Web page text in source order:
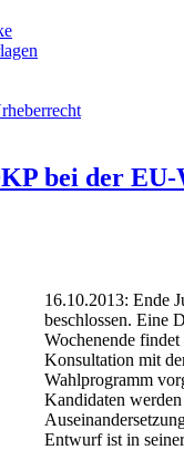
bei der EU-
16.10.2013: Ende
beschlossen. Eine
Wochenende
Konsultation mit
Wahlprogramm
Kandidaten
Entwurf ist in